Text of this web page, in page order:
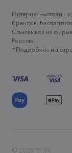
Интернет-магазин
брендов.
Самовывоз из
Россию.
*Подробнее на
© 2026 FH.BY